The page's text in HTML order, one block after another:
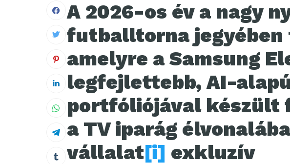
A 2026-os év a nagy
futballtorna
amelyre a Samsung
legfejlettebb, AI-
portfóliójával készült
a TV iparág
vállalat[i] exkluzív